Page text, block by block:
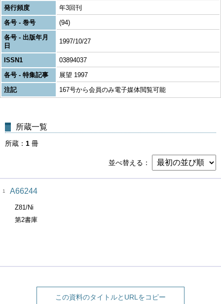
発行頻度
年3回刊
各号 - 巻号
(94)
各号 - 出版年月
日
1997/10/27
ISSN1
03894037
各号 - 特集記事
展望 1997
注記
167号から会員のみ電子媒体閲覧可能
所蔵一覧
所蔵 1 冊
並べ替える
1 A66244
Z81/Ni
第2書庫
この資料のタイトルとURLをコピー